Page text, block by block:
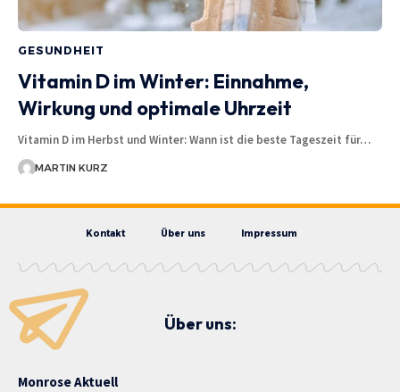
GESUNDHEIT
Vitamin D im Winter: Einnahme,
Wirkung und optimale Uhrzeit
Vitamin D im Herbst und Winter: Wann ist die beste Tageszeit für…
MARTIN KURZ
Kontakt Über uns Impressum
Über uns:
Monrose Aktuell